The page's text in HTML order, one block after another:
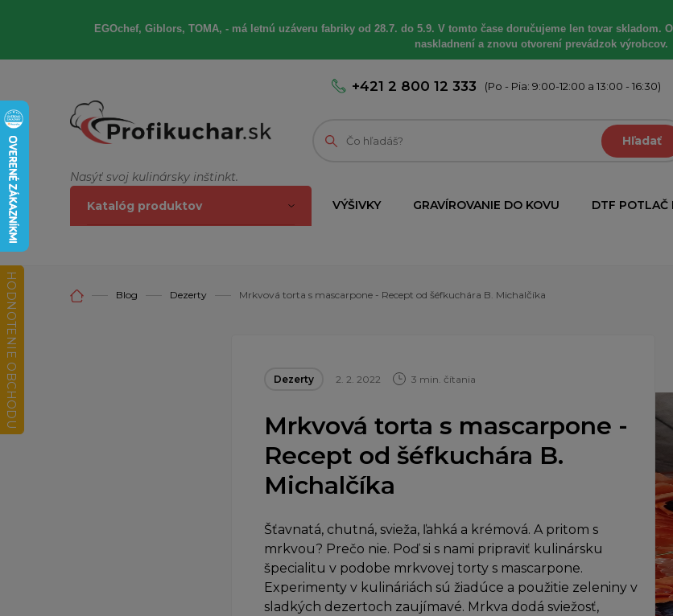
EGOchef, Giblors, TOMA, - má letnú uzáveru fabriky od 28.7. do 5.9. V tomto čase doručujeme len tovar skladom.
naskladnení a znovu otvorení prevádzok výrobcov.
Nasýť svoj kulinársky inštinkt.
+421 2 800 12 333 (Po - Pia: 9:00-12:00 a 13:00 - 16:30)
Hľadať
Katalóg produktov VÝŠIVKY GRAVÍROVANIE DO KOVU DTF POTLAČ
Blog Dezerty Mrkvová torta s mascarpone - Recept od šéfkuchára B. Michalčíka
Dezerty 2. 2. 2022 3 min. čítania
Mrkvová torta s mascarpone -
Recept od šéfkuchára B.
Michalčíka
Šťavnatá, chutná, svieža, ľahká a krémová. A pritom s
mrkvou? Prečo nie. Poď si s nami pripraviť kulinársku
špecialitu v podobe mrkvovej torty s mascarpone.
Experimenty v kulináriách sú žiadúce a použitie zeleniny v
sladkých dezertoch zaujímavé. Mrkva dodá sviežosť,
HODNOTENIE OBCHODU